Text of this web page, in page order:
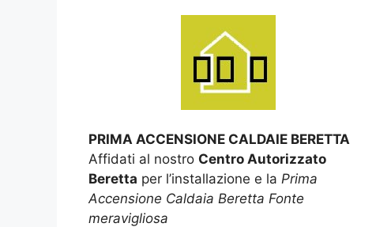
PRIMA ACCENSIONE CALDAIE BERETTA
Affidati al nostro Centro Autorizzato
Beretta per l’installazione e la Prima
Accensione Caldaia Beretta Fonte
meravigliosa